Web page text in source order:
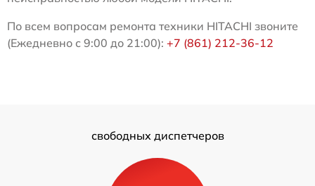
По всем вопросам ремонта техники HITACHI звоните
(Ежедневно с 9:00 до 21:00): +7 (861) 212-36-12
свободных диспетчеров